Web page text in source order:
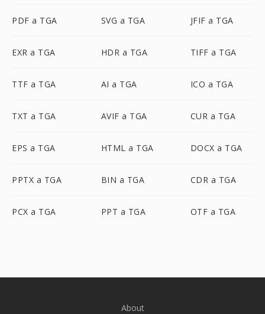
PDF a TGA SVG a TGA JFIF a TGA
EXR a TGA HDR a TGA TIFF a TGA
TTF a TGA AI a TGA ICO a TGA
TXT a TGA AVIF a TGA CUR a TGA
EPS a TGA HTML a TGA DOCX a TGA
PPTX a TGA BIN a TGA CDR a TGA
PCX a TGA PPT a TGA OTF a TGA
About